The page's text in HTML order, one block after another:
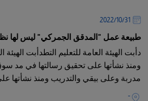
31‏/10‏/2022
طبيعة عمل "المدقق الجمركي" ليس لها
دأبت الهيئة العامة للتعليم التطدأبت
ومنذ نشأتها على تحقيق رسالتها في مد
مدربة وعلى بيقي والتدريب ومنذ نشأتها
العمل المحلي بعمالة فنية مدربة وعلى قدر
-